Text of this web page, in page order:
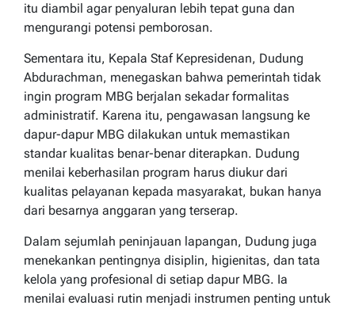
itu diambil agar penyaluran lebih tepat guna dan
mengurangi potensi pemborosan.
Sementara itu, Kepala Staf Kepresidenan, Dudung
Abdurachman, menegaskan bahwa pemerintah tidak
ingin program MBG berjalan sekadar formalitas
administratif. Karena itu, pengawasan langsung ke
dapur-dapur MBG dilakukan untuk memastikan
standar kualitas benar-benar diterapkan. Dudung
menilai keberhasilan program harus diukur dari
kualitas pelayanan kepada masyarakat, bukan hanya
dari besarnya anggaran yang terserap.
Dalam sejumlah peninjauan lapangan, Dudung juga
menekankan pentingnya disiplin, higienitas, dan tata
kelola yang profesional di setiap dapur MBG. Ia
menilai evaluasi rutin menjadi instrumen penting untuk